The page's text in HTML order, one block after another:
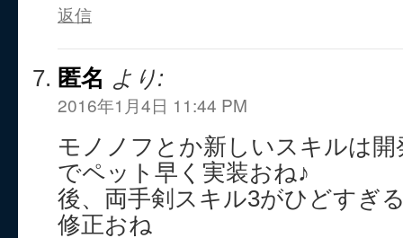
返信
匿名 より:
2016年1月4日 11:44 PM
モノノフとか新しいスキルは
でペット早く実装おね♪
後、両手剣スキル3がひどすぎ
修正おね